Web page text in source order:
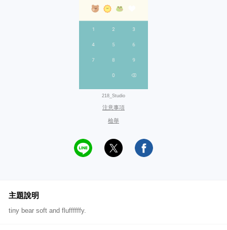
218_Studio
注意事項
檢舉
主題說明
tiny bear soft and fluffffffy.